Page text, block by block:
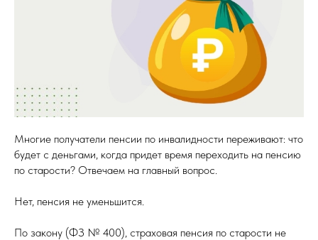
Многие получатели пенсии по инвалидности переживают: что
будет с деньгами, когда придет время переходить на пенсию
по старости? Отвечаем на главный вопрос.
Нет, пенсия не уменьшится.
По закону (ФЗ № 400), страховая пенсия по старости не